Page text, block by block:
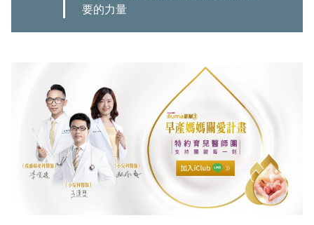
要的力量